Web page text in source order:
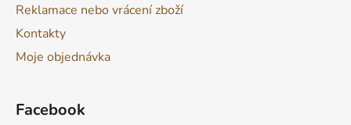
Reklamace nebo vrácení zboží
Kontakty
Moje objednávka
Facebook